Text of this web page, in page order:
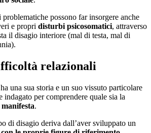
possono far insorgere anche
e propri disturbi psicosomatici, attraverso
il disagio interiore (mal di testa, mal di
relazionali
una sua storia e un suo vissuto particolare
indagato per comprendere quale sia la
.
di disagio deriva dall’aver sviluppato un